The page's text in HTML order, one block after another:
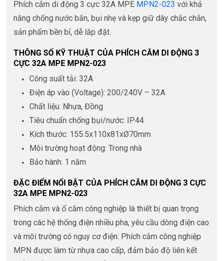
Phích cắm di động 3 cực 32A MPE MPN2-023 với khả
năng chống nước bắn, bụi nhẹ và kẹp giữ dây chắc chắn,
sản phẩm bền bỉ, dễ lắp đặt.
THÔNG SỐ KỸ THUẬT CỦA PHÍCH CẮM DI ĐỘNG 3
CỰC 32A MPE MPN2-023
Công suất tải: 32A
Điện áp vào (Voltage): 200/240V – 32A
Chất liệu: Nhựa, Đồng
Tiêu chuẩn chống bụi/nước: IP44
Kích thước: 155.5x110x81xØ70mm
Môi trường hoạt động: Trong nhà
Bảo hành: 1 năm
ĐẶC ĐIỂM NỔI BẬT CỦA PHÍCH CẮM DI ĐỘNG 3 CỰC
32A MPE MPN2-023
Phích cắm và ổ cắm công nghiệp là thiết bị quan trọng
trong các hệ thống điện nhiều pha, yêu cầu dòng điện cao
và môi trường có nguy cơ điện. Phích cắm công nghiệp
MPN được làm từ nhựa cao cấp, đảm bảo độ liên kết